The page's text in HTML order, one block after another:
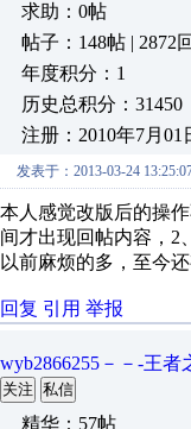
求助：0帖
帖子：148帖 | 2872回
年度积分：1
历史总积分：31450
注册：2010年7月01
发表于：2013-03-24
本人感觉改版后的操
间才出现回帖内容，2
以前麻烦的多，至今
回复 引用 举报
wyb2866255－－-王者
关注 私信
精华：57帖